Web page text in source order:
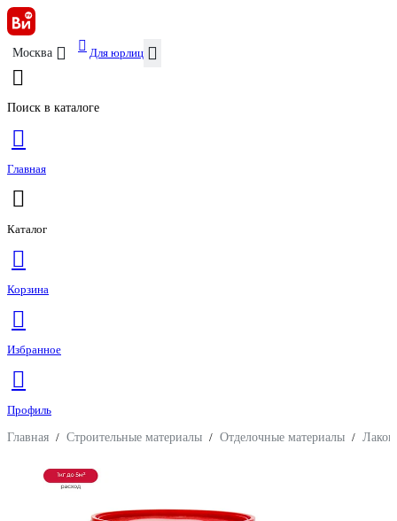
Москва Для юрлиц
Поиск в каталоге
Главная
Каталог
Корзина
Избранное
Профиль
Главная / Строительные материалы / Отделочные материалы /